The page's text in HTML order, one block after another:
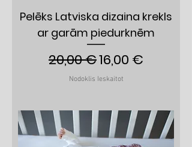
Pelēks Latviska dizaina krekls
ar garām piedurknēm
Parastā cena
20,00 €Izpārdošanas
16,00 €
Nodoklis Ieskaitot